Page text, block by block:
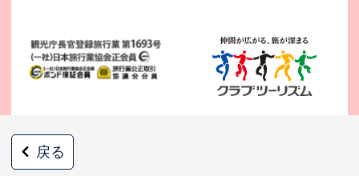
戻る